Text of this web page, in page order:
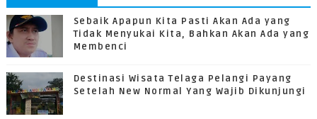
Sebaik Apapun Kita Pasti Akan Ada yang
Tidak Menyukai Kita, Bahkan Akan Ada yang
Membenci
Destinasi Wisata Telaga Pelangi Payang
Setelah New Normal Yang Wajib Dikunjungi